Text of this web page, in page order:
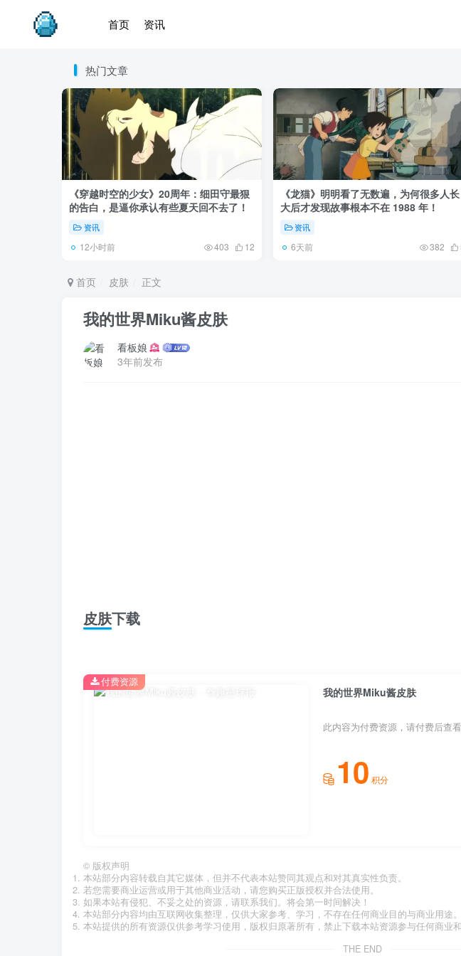
首页 资讯
热门文章
《穿越时空的少女》20周年：细田守最狠
的告白，是逼你承认有些夏天回不去了！
资讯
12小时前 403 12
《龙猫》明明看了无数遍，为何很多人长
大后才发现故事根本不在 1988 年！
资讯
6天前 382
首页 皮肤 正文
我的世界Miku酱皮肤
看板娘
3年前发布
皮肤下载
我的世界Miku酱皮肤
此内容为付费资源，请付费后查看
10 积分
付费资源
© 版权声明
本站部分内容转载自其它媒体，但并不代表本站赞同其观点和对其真实性负责。
若您需要商业运营或用于其他商业活动，请您购买正版授权并合法使用。
如果本站有侵犯、不妥之处的资源，请联系我们。将会第一时间解决！
本站部分内容均由互联网收集整理，仅供大家参考、学习，不存在任何商业目的与商业用途。
本站提供的所有资源仅供参考学习使用，版权归原著所有，禁止下载本站资源参与任何商业
THE END